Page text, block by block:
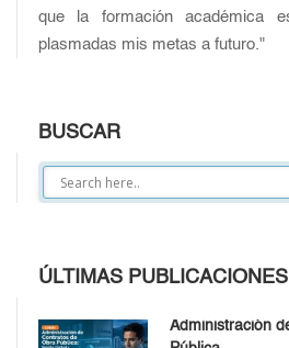
que la formación académica
plasmadas mis metas a futuro."
BUSCAR
ÚLTIMAS PUBLICACIONES
Administración